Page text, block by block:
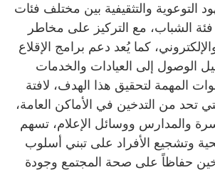
التوعوية والتثقيفية بين مختلف فئات
الشباب، مع التركيز على مخاطر
كما يُعد دعم برامج الإقلاع
الوصول إلى العيادات والخدمات
المهمة لتحقيق هذا الهدف، لافتة
تحد من التدخين في الأماكن العامة،
والمدارس ووسائل الإعلام، تسهم
وتشجيع الأفراد على تبني أسلوب
حفاظاً على صحة المجتمع وجودة